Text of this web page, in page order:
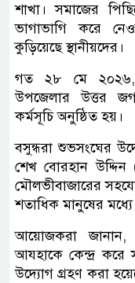
শাখা। সমাজের
ভাগাভাগি করে
কুড়িয়েছে স্থানীয়দের।
গত ২৮ মে ২০২৬,
উপজেলার উত্তর
কর্মসূচি অনুষ্ঠিত হয়।
বসুন্ধরা শুভসংঘের
শেখ বোরহান
মৌলভীবাজারের
শতাধিক মানুষের
আয়োজকরা
আযহাকে কেন্দ্র করে
উদ্যোগ গ্রহণ করা